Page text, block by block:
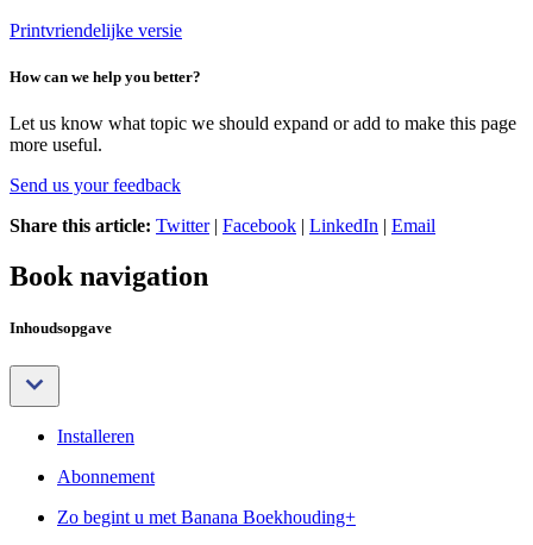
Printvriendelijke versie
How can we help you better?
Let us know what topic we should expand or add to make this page
more useful.
Send us your feedback
Share this article: Twitter| Facebook | LinkedIn | Email
Book navigation
Inhoudsopgave
Installeren
Abonnement
Zo begint u met Banana Boekhouding+